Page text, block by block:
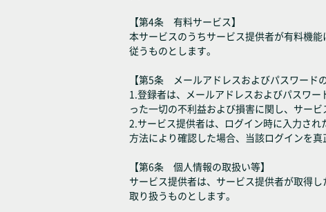
【第4条 有料サービス】
本サービスのうちサービス提供者が有料機
従うものとします。
【第5条 メールアドレスおよびパスワードの
1.登録者は、メールアドレスおよびパスワ
った一切の不利益および損害に関し、サー
2.サービス提供者は、ログイン時に入力さ
方法により確認した場合、当該ログインを
【第6条 個人情報の取扱い等】
サービス提供者は、サービス提供者が取得
取り扱うものとします。